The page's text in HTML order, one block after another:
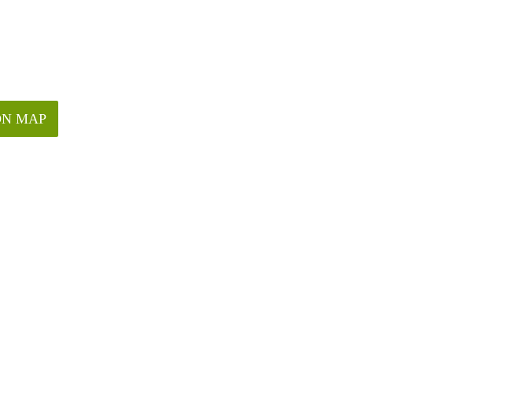
MAP